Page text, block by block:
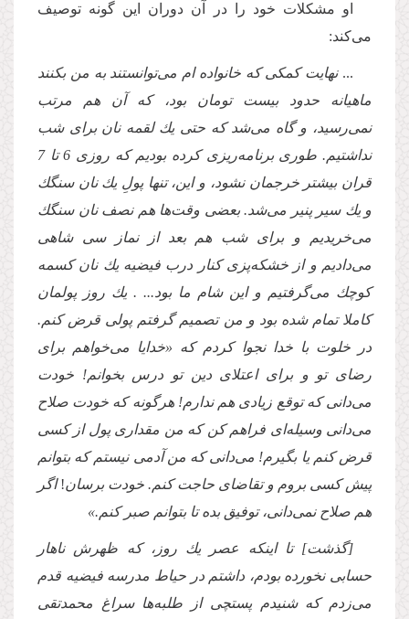
او مشكلات خود را در آن دوران این گونه توصیف
مى‌كند:
... نهایت كمكى كه خانواده ام مى‌توانستند به من بكنند
ماهیانه حدود بیست تومان بود، كه آن هم مرتب
نمى‌رسید، و گاه مى‌شد كه حتى یك لقمه نان براى شب
نداشتیم. طورى برنامه‌ریزى كرده بودیم كه روزى 6 تا 7
قران بیشتر خرجمان نشود، و این، تنها پولِ یك نان سنگك
و یك سیر پنیر مى‌شد. بعضى وقت‌ها هم نصف نان سنگك
مى‌خریدیم و براى شب هم بعد از نماز سى شاهى
مى‌دادیم و از خشكه‌پزى كنار درب فیضیه یك نان كسمه
كوچك مى‌گرفتیم و این شام ما بود... . یك روز پولمان
كاملا تمام شده بود و من تصمیم گرفتم پولى قرض كنم.
در خلوت با خدا نجوا كردم كه «خدایا مى‌خواهم براى
رضاى تو و براى اعتلاى دین تو درس بخوانم! خودت
مى‌دانى كه توقع زیادى هم ندارم! هرگونه كه خودت صلاح
مى‌دانى وسیله‌اى فراهم كن كه من مقدارى پول از كسى
قرض كنم یا بگیرم! مى‌دانى كه من آدمى نیستم كه بتوانم
پیش كسى بروم و تقاضاى حاجت كنم. خودت برسان!اگر
هم صلاح نمى‌دانى، توفیق بده تا بتوانم صبر كنم.»
[گذشت] تا اینكه عصر یك روز، كه ظهرش ناهار
حسابى نخورده بودم، داشتم در حیاط مدرسه فیضیه قدم
مى‌زدم كه شنیدم پستچى از طلبه‌ها سراغ محمدتقى